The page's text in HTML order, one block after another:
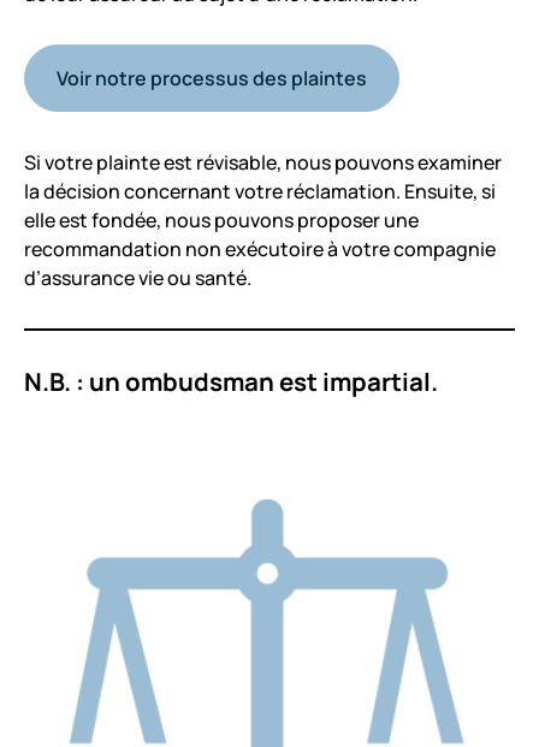
Voir notre processus des plaintes
Si votre plainte est révisable, nous pouvons examiner
la décision concernant votre réclamation. Ensuite, si
elle est fondée, nous pouvons proposer une
recommandation non exécutoire à votre compagnie
d’assurance vie ou santé.
N.B. : un ombudsman est impartial.